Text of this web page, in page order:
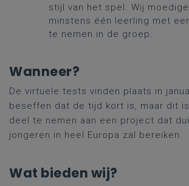
stijl van het spel. Wij
minstens één leerling met
te nemen in de groep.
Wanneer?
De virtuele tests vinden plaats in
beseffen dat de tijd kort is, maar dit
deel te nemen aan een project dat
jongeren in heel Europa zal bereiken.
Wat bieden wij?